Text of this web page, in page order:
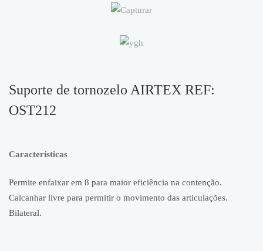
Suporte de tornozelo AIRTEX REF:
OST212
Características
Permite enfaixar em 8 para maior eficiência na contenção.
Calcanhar livre para permitir o movimento das articulações.
Bilateral.